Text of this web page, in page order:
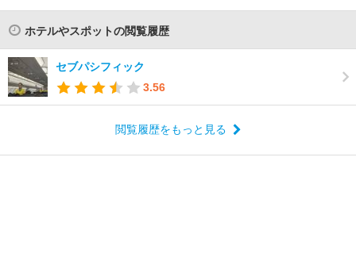
ホテルやスポットの閲覧履歴
セブパシフィック
3.56
閲覧履歴をもっと見る